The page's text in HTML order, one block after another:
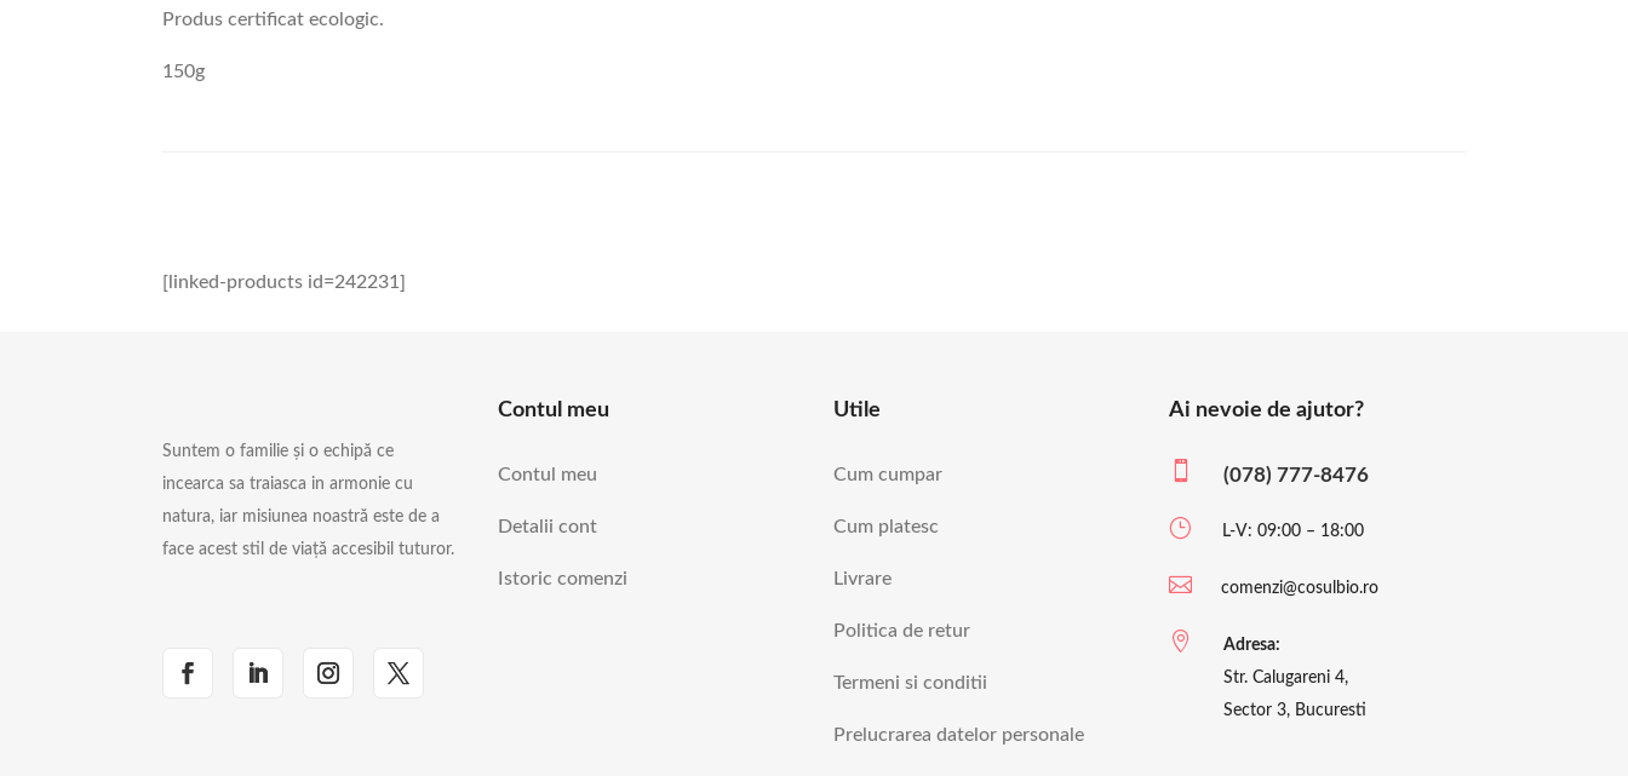
Produs certificat ecologic.
150g
[linked-products id=242231]
Suntem o familie și o echipă ce
incearca sa traiasca in armonie cu
natura, iar misiunea noastră este de a
face acest stil de viață accesibil tuturor.
Contul meu
Contul meu
Detalii cont
Istoric comenzi
Utile
Cum cumpar
Cum platesc
Livrare
Politica de retur
Termeni si conditii
Prelucrarea datelor personale
Ai nevoie de ajutor?
 (078) 777-8476
} L-V: 09:00 – 18:00
 comenzi@cosulbio.ro

Adresa:
Str. Calugareni 4,
Sector 3, Bucuresti